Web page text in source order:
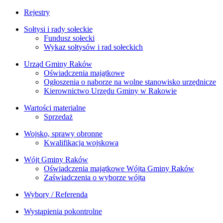
Rejestry
Sołtysi i rady sołeckie
Fundusz sołecki
Wykaz sołtysów i rad sołeckich
Urząd Gminy Raków
Oświadczenia majątkowe
Ogłoszenia o naborze na wolne stanowisko urzędnicze
Kierownictwo Urzędu Gminy w Rakowie
Wartości materialne
Sprzedaż
Wojsko, sprawy obronne
Kwalifikacja wojskowa
Wójt Gminy Raków
Oświadczenia majątkowe Wójta Gminy Raków
Zaświadczenia o wyborze wójta
Wybory / Referenda
Wystąpienia pokontrolne